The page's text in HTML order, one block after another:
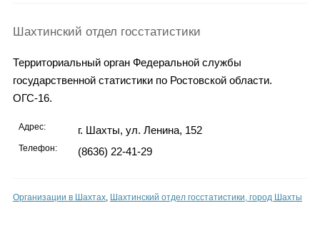
Шахтинский отдел госстатистики
Территориальный орган Федеральной службы
государственной статистики по Ростовской области.
ОГС-16.
Адрес: г. Шахты, ул. Ленина, 152
Телефон: (8636) 22-41-29
Организации в Шахтах, Шахтинский отдел госстатистики, город Шахты